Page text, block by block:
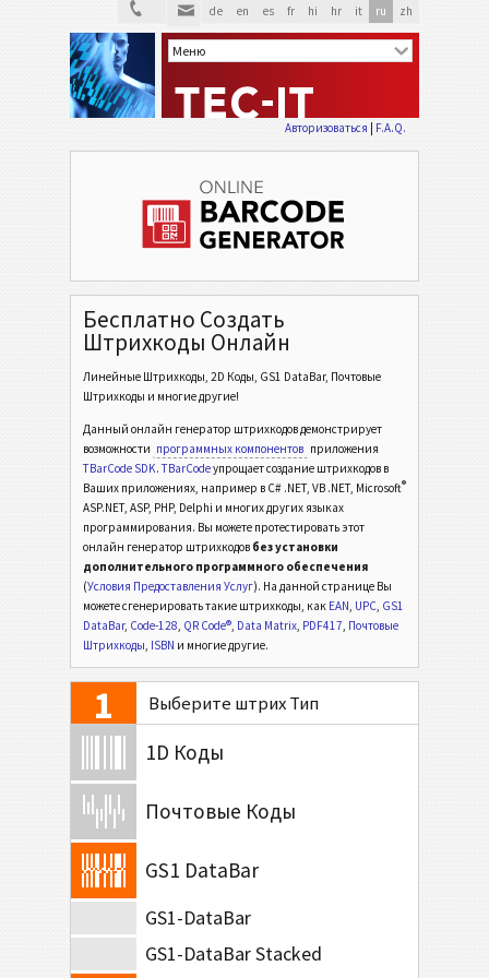
de en es fr hi hr it ru zh
Авторизоваться F.A.Q.
Бесплатно Создать
Штрихкоды Онлайн
Линейные Штрихкоды, 2D Коды, GS1 DataBar, Почтовые
Штрихкоды и многие другие!
Данный онлайн генератор штрихкодов демонстрирует
возможности программных компонентов приложения
TBarCode SDK.TBarCodeупрощает создание штрихкодов в
Ваших приложениях, например в C# .NET, VB .NET, Microsoft®
ASP.NET, ASP, PHP, Delphi и многих других языках
программирования. Вы можете протестировать этот
онлайн генератор штрихкодов без установки
дополнительного программного обеспечения
(Условия Предоставления Услуг). На данной странице Вы
можете сгенерировать такие штрихкоды, как EAN, UPC, GS1
DataBar, Code-128, QR Code®, Data Matrix, PDF417, Почтовые
Штрихкоды, ISBN и многие другие.
1 Выберите штрих Тип
1D Коды
Почтовые Коды
GS1 DataBar
GS1-DataBar
GS1-DataBar Stacked